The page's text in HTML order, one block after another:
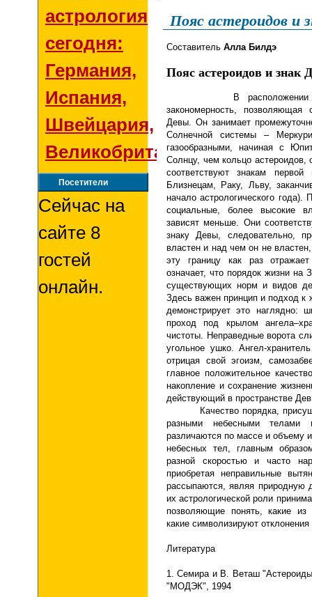
астрология
сегодня:
Германия,
Испания,
Швейцария,
Великобритания
Посетители
Сейчас на
сайте 8
гостей
онлайн.
Пояс астероидов и
Составитель Алла Билдэ
Пояс астероидов и знак
В
закономерность, позволяющая
Девы. Он занимает
Солнечной системы –
газообразными, начиная с
Солнцу, чем кольцо астероидов,
соответствуют знакам
Близнецам, Раку, Льву,
начало астрологического
социальные, более высокие
зависят меньше. Они
знаку Девы, следовательно,
властен и над чем он не
эту границу как раз
означает, что порядок жизни
существующих норм и видов
Здесь важен принцип и подход к
демонстрирует это наглядно:
проход под крылом
чистоты. Неправедные ворота
угольное ушко. Ангел-
отрицая свой эгоизм,
главное положительное
накопление и сохранение
действующий в пространстве
Качество порядка,
разными небесными телами
различаются по массе и объему
небесных тел, главным
разной скоростью и часто
приобретая неправильные
рассыпаются, являя природную
их астрологической роли
позволяющие понять, какие из
какие символизируют
Литература
1. Семира и В. Веташ
"МОДЭК", 1994